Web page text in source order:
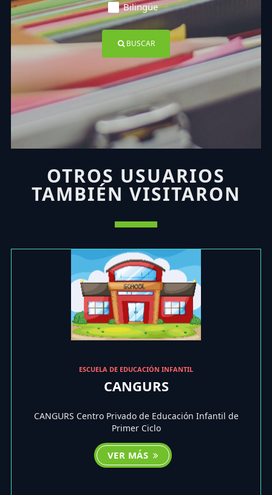
Bilingüe
BUSCAR
OTROS USUARIOS
TAMBIÉN VISITARON
ESCUELA DE EDUCACIÓN INFANTIL
CANGURS
CANGURS Centro Privado de Educación Infantil de
Primer Ciclo
VER MÁS